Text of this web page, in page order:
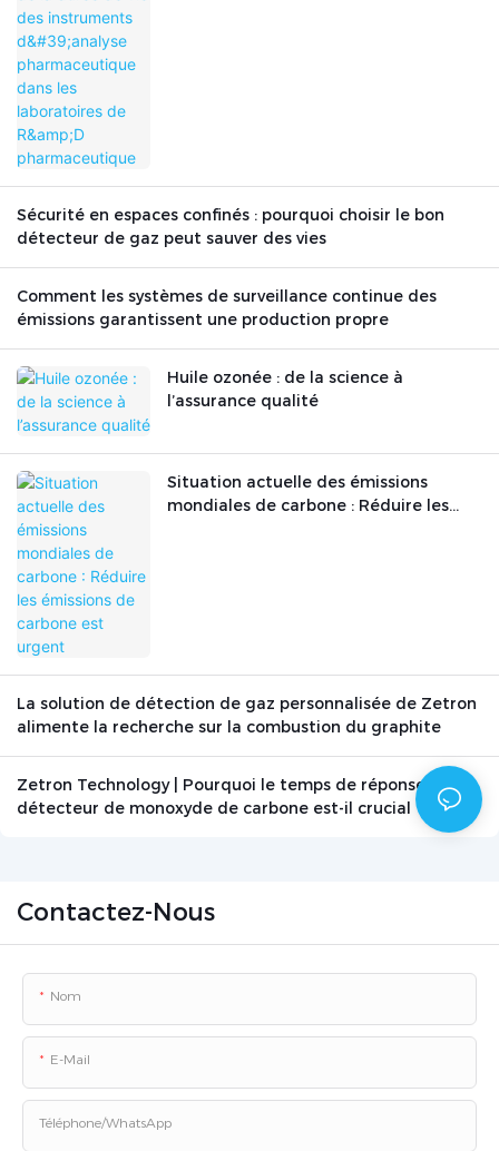
Sécurité en espaces confinés : pourquoi choisir le bon
détecteur de gaz peut sauver des vies
Comment les systèmes de surveillance continue des
émissions garantissent une production propre
Huile ozonée : de la science à
l’assurance qualité
Situation actuelle des émissions
mondiales de carbone : Réduire les
La solution de détection de gaz personnalisée de Zetron
alimente la recherche sur la combustion du graphite
Zetron Technology | Pourquoi le temps de réponse d'un
détecteur de monoxyde de carbone est-il crucial ? -
Contactez-Nous
Nom
E-Mail
Téléphone/WhatsApp